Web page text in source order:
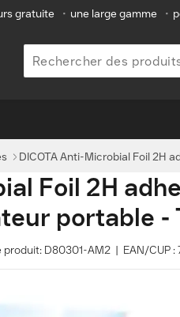
gratuite • une large gamme •
DICOTA Anti-Microbial Foil 2H
Foil 2H
portable -
D80301-AM2 | EAN/CUP